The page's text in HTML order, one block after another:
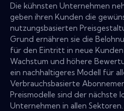
Die kühnsten Unternehmen
geben ihren Kunden die
nutzungsbasierten
Grund ernähren sie die
für den Eintritt in neue
Wachstum und höhere
ein nachhaltigeres Modell für
Verbrauchsbasierte
Preismodelle sind der nächste
Unternehmen in allen